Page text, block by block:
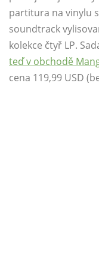
partitura na vinylu s
soundtrack
kolekce čtyř LP.
teď v obchodě
cena 119,99 USD